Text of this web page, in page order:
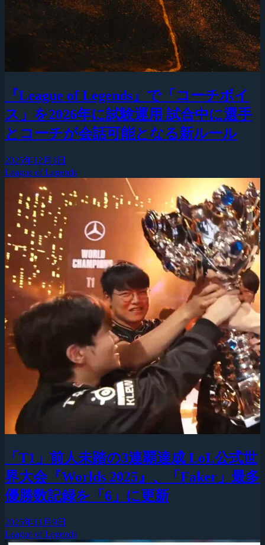
『League of Legends』で「コーチボイ
ス」を2026年に試験運用 試合中に選手
とコーチが会話可能となる新ルール
2025年12月3日
League of Legends
「T1」前人未踏の3連覇達成 LoL公式世
界大会『Worlds 2025』、「Faker」最多
優勝数記録を「6」に更新
2025年11月9日
League of Legends